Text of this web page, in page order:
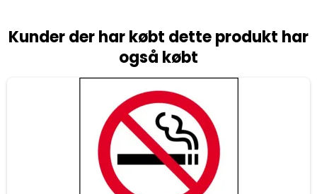
Kunder der har købt dette produkt har
også købt